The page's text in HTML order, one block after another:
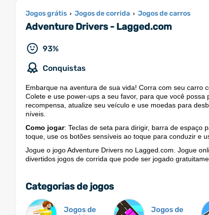
Jogos grátis › Jogos de corrida › Jogos de carros
Adventure Drivers - Lagged.com
93%
Conquistas
Embarque na aventura de sua vida! Corra com seu carro
Colete e use power-ups a seu favor, para que você
recompensa, atualize seu veículo e use moedas para
níveis.
Como jogar: Teclas de seta para dirigir, barra de espaço
toque, use os botões sensíveis ao toque para conduzir e
Jogue o jogo Adventure Drivers no Lagged.com. Jogue
divertidos jogos de corrida que pode ser jogado
Categorias de jogos
Jogos de
Jogos de